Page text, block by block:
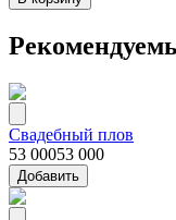
Свадебный плов
53 00053 000
Добавить